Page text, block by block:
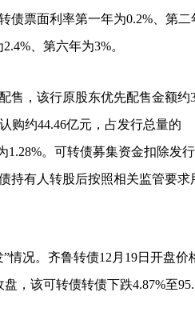
票面利率第一年为0.2%、第二
、第六年为3%。
，该行原股东优先配售金额约
购约44.46亿元，占发行总量的
1.28%。可转债募集资金扣除发
持有人转股后按照相关监管要求
况。齐鲁转债12月19日开盘价
，该可转债转债下跌4.87%至